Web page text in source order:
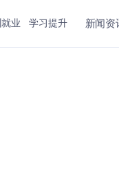
业 学习提升 新闻资